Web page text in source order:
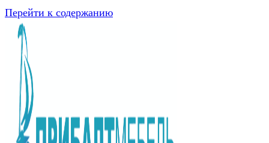
Перейти к содержанию